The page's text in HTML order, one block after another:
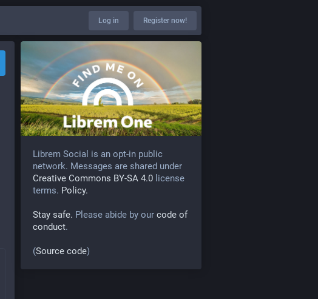
Log in Register now!
Librem Social is an opt-in public
network. Messages are shared under
Creative Commons BY-SA 4.0 license
terms. Policy.
Stay safe. Please abide by our code of
conduct.
(Source code)